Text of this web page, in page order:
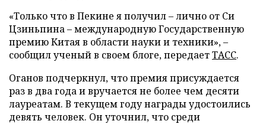
«Только что в Пекине я получил – лично от Си
Цзиньпина – международную Государственную
премию Китая в области науки и техники», –
сообщил ученый в своем блоге, передаетТАСС.
Оганов подчеркнул, что премия присуждается
раз в два года и вручается не более чем десяти
лауреатам. В текущем году награды удостоились
девять человек. Он уточнил, что среди